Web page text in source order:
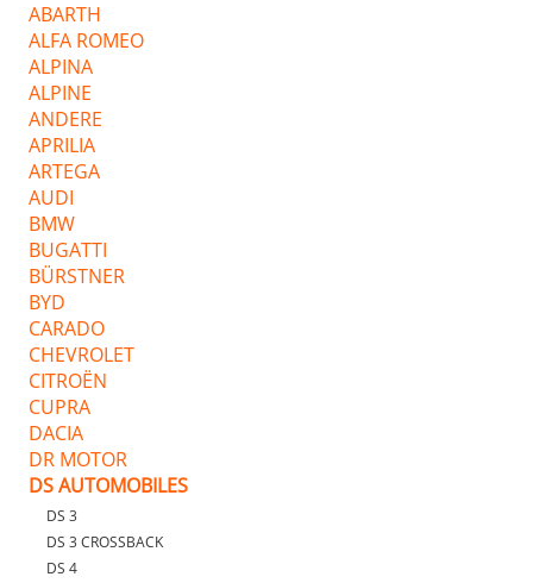
ABARTH
ALFA ROMEO
ALPINA
ALPINE
ANDERE
APRILIA
ARTEGA
AUDI
BMW
BUGATTI
BÜRSTNER
BYD
CARADO
CHEVROLET
CITROËN
CUPRA
DACIA
DR MOTOR
DS AUTOMOBILES
DS 3
DS 3 CROSSBACK
DS 4